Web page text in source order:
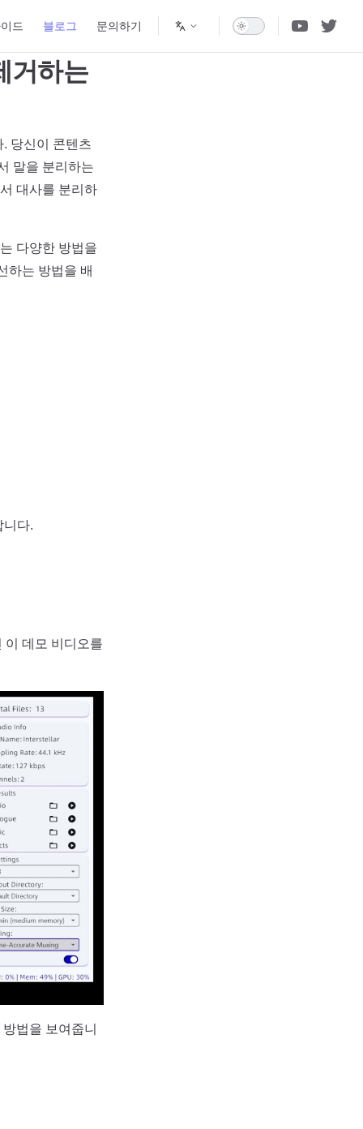
드 블로그 문의하기
거하는
당신이 콘텐츠
말을 분리하는
대사를 분리하
다양한 방법을
하는 방법을 배
니다.
이 데모 비디오를
법을 보여줍니